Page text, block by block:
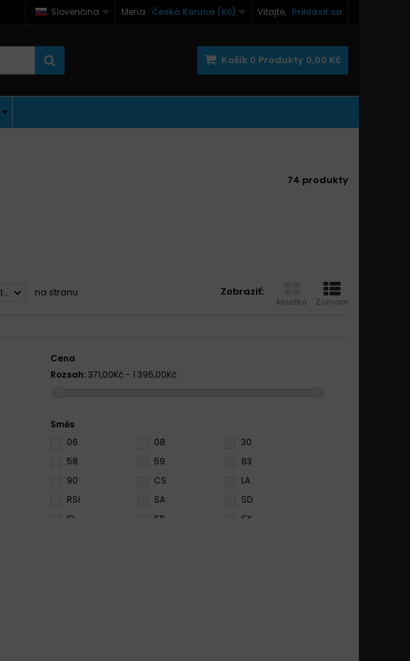
Vitajte, Prihlásiť sa
Mena : Česká Koruna (Kč)
Slovenčina
Košík 0 Produkty 0,00 Kč
74 produkty
Zobraziť:
Mriežka Zoznam
12 na stranu
Cena
Rozsah:371,00Kč - 1 395,00Kč
Směs
06
08
30
58
59
83
90
CS
LA
RSI
SA
SD
SI
SP
SX